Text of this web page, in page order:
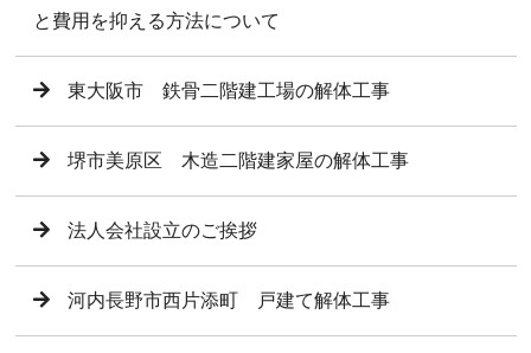
と費用を抑える方法について
東大阪市 鉄骨二階建工場の解体工事
堺市美原区 木造二階建家屋の解体工事
法人会社設立のご挨拶
河内長野市西片添町 戸建て解体工事